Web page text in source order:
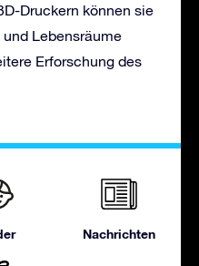
Druckern können sie
Lebensräume
Erforschung des
Nachrichten